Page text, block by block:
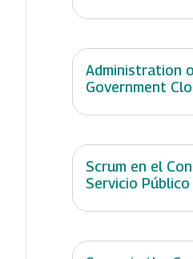
Administration
Government
Scrum en el
Servicio Público